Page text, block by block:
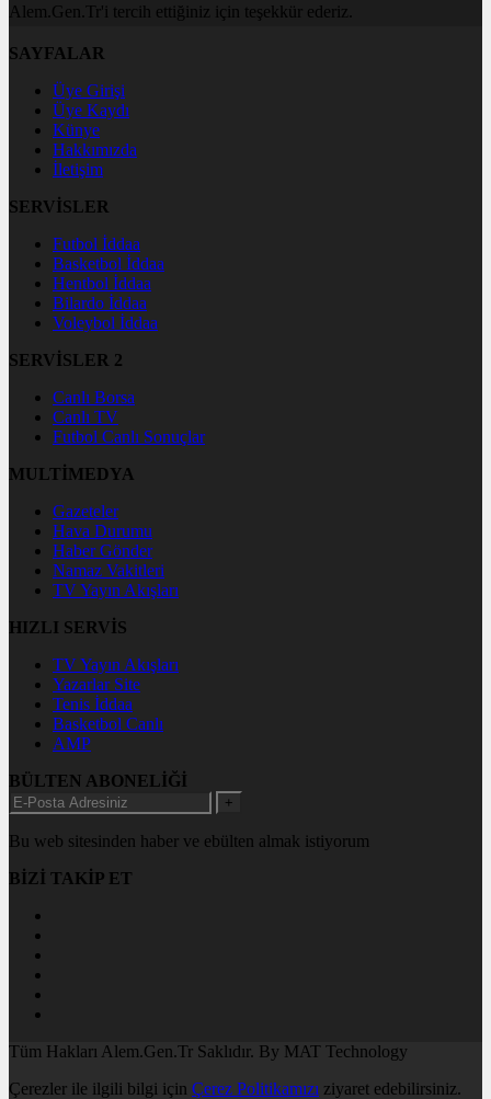
Alem.Gen.Tr'i tercih ettiğiniz için teşekkür ederiz.
SAYFALAR
Üye Girişi
Üye Kaydı
Künye
Hakkımızda
İletişim
SERVİSLER
Futbol İddaa
Basketbol İddaa
Hentbol İddaa
Bilardo İddaa
Voleybol İddaa
SERVİSLER 2
Canlı Borsa
Canlı TV
Futbol Canlı Sonuçlar
MULTİMEDYA
Gazeteler
Hava Durumu
Haber Gönder
Namaz Vakitleri
TV Yayın Akışları
HIZLI SERVİS
TV Yayın Akışları
Yazarlar Site
Tenis İddaa
Basketbol Canlı
AMP
BÜLTEN ABONELİĞİ
+
Bu web sitesinden haber ve ebülten almak istiyorum
BİZİ TAKİP ET
Tüm Hakları Alem.Gen.Tr Saklıdır. By MAT Technology
Çerezler ile ilgili bilgi için Çerez Politikamızı ziyaret edebilirsiniz.